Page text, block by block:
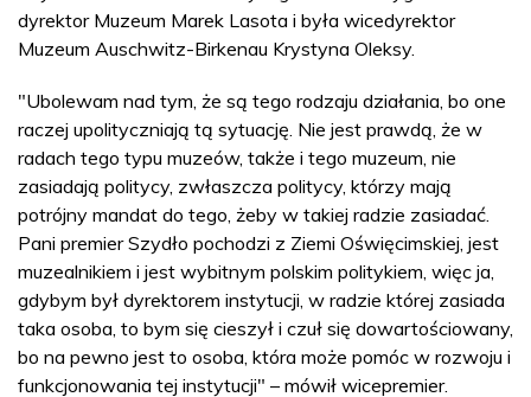
dyrektor Muzeum Marek Lasota i była wicedyrektor
Muzeum Auschwitz-Birkenau Krystyna Oleksy.
"Ubolewam nad tym, że są tego rodzaju działania, bo one
raczej upolityczniają tą sytuację. Nie jest prawdą, że w
radach tego typu muzeów, także i tego muzeum, nie
zasiadają politycy, zwłaszcza politycy, którzy mają
potrójny mandat do tego, żeby w takiej radzie zasiadać.
Pani premier Szydło pochodzi z Ziemi Oświęcimskiej, jest
muzealnikiem i jest wybitnym polskim politykiem, więc ja,
gdybym był dyrektorem instytucji, w radzie której zasiada
taka osoba, to bym się cieszył i czuł się dowartościowany,
bo na pewno jest to osoba, która może pomóc w rozwoju i
funkcjonowania tej instytucji" – mówił wicepremier.